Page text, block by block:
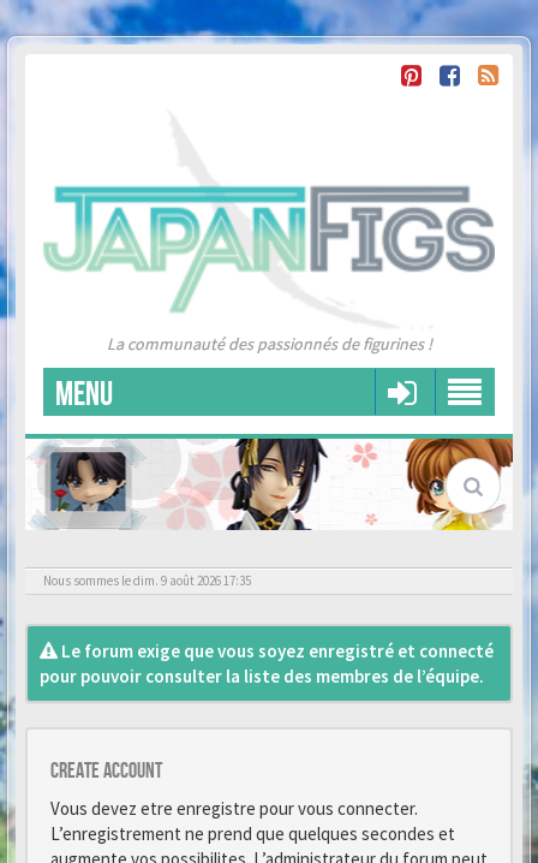
La communauté des passionnés de figurines !
MENU
Nous sommes le dim. 9 août 2026 17:35
Le forum exige que vous soyez enregistré et connecté
pour pouvoir consulter la liste des membres de l’équipe.
Create account
Vous devez etre enregistre pour vous connecter.
L’enregistrement ne prend que quelques secondes et